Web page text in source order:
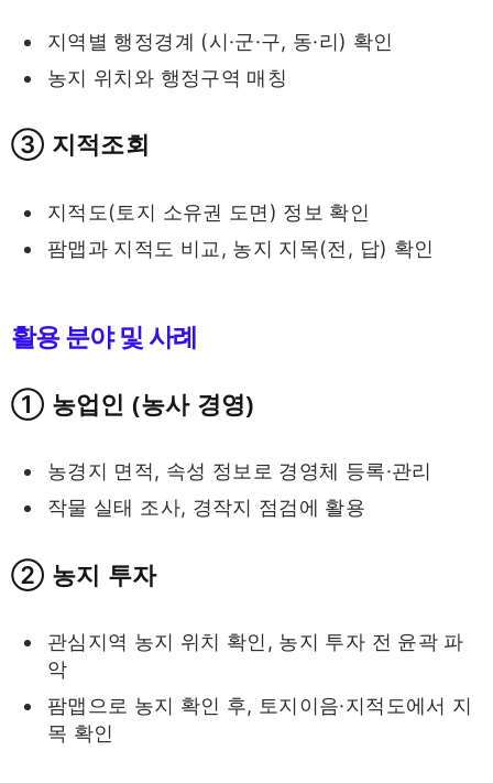
지역별 행정경계 (시·군·구, 동·리) 확인
농지 위치와 행정구역 매칭
③ 지적조회
지적도(토지 소유권 도면) 정보 확인
팜맵과 지적도 비교, 농지 지목(전, 답) 확인
활용 분야 및 사례
① 농업인 (농사 경영)
농경지 면적, 속성 정보로 경영체 등록·관리
작물 실태 조사, 경작지 점검에 활용
② 농지 투자
관심지역 농지 위치 확인, 농지 투자 전 윤곽 파
악
팜맵으로 농지 확인 후, 토지이음·지적도에서 지
목 확인